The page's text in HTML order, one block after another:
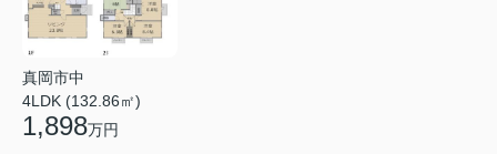
真岡市中
4LDK (132.86㎡)
1,898万円